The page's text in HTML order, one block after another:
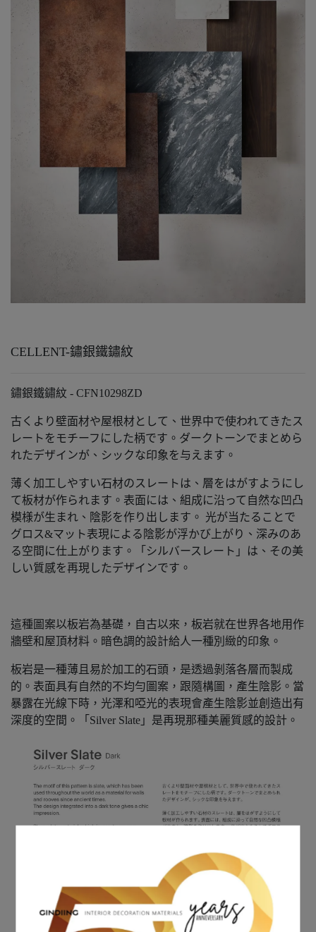
CELLENT-鏽銀鐵鏽紋
鏽銀鐵鏽紋 - CFN10298ZD
古くより壁面材や屋根材として、世界中で使われてきたス
レートをモチーフにした柄です。ダークトーンでまとめら
れたデザインが、シックな印象を与えます。
薄く加工しやすい石材のスレートは、層をはがすようにし
て板材が作られます。表面には、組成に沿って自然な凹凸
模様が生まれ、陰影を作り出します。 光が当たることで
グロス&マット表現による陰影が浮かび上がり、深みのあ
る空間に仕上がります。「シルバースレート」は、その美
しい質感を再現したデザインです。
這種圖案以板岩為基礎，自古以來，板岩就在世界各地用作
牆壁和屋頂材料。暗色調的設計給人一種別緻的印象。
板岩是一種薄且易於加工的石頭，是透過剝落各層而製成
的。表面具有自然的不均勻圖案，跟隨構圖，產生陰影。當
暴露在光線下時，光澤和啞光的表現會產生陰影並創造出有
深度的空間。「Silver Slate」是再現那種美麗質感的設計。